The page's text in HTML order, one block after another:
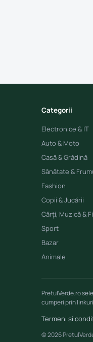
Categorii
Electronice & IT
Auto & Moto
Casă & Grădină
Sănătate &
Fashion
Copii & Jucării
Cărți, Muzică &
Sport
Bazar
Animale
PretulVerde.ro
cumperi prin
Termeni și
© 2026